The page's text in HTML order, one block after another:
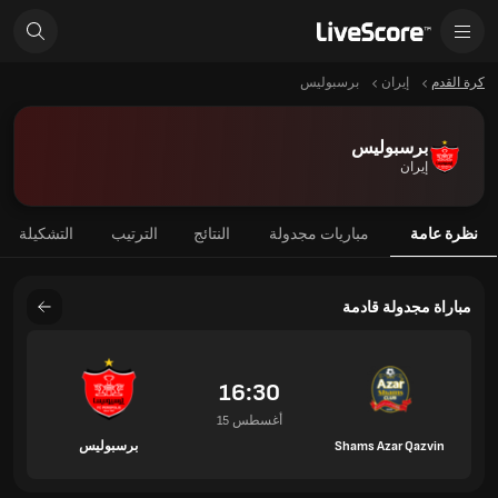
كرة القدم إيران برسبوليس
برسبوليس
إيران
نظرة عامة مباريات مجدولة النتائج الترتيب التشكيلة
مباراة مجدولة قادمة
Shams Azar Qazvin
16:30
15 أغسطس
برسبوليس